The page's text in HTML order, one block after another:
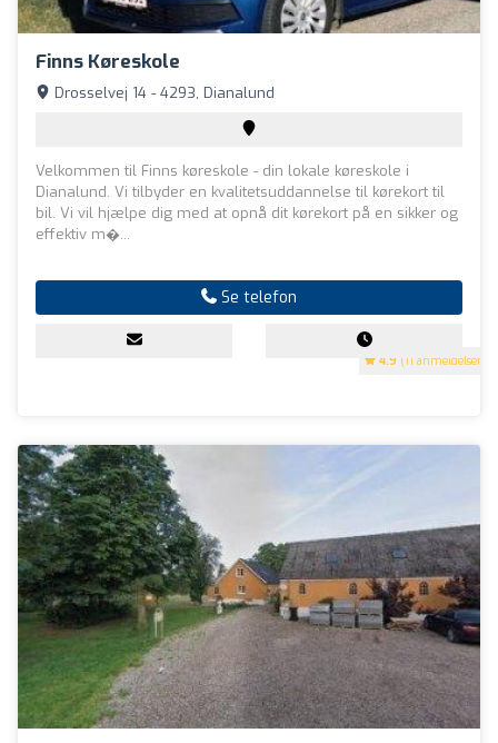
Finns Køreskole
4.9 (11 anmeldelser)
Drosselvej 14 - 4293, Dianalund
Velkommen til Finns køreskole - din lokale køreskole i
Dianalund. Vi tilbyder en kvalitetsuddannelse til kørekort til
bil. Vi vil hjælpe dig med at opnå dit kørekort på en sikker og
effektiv m�...
Se telefon